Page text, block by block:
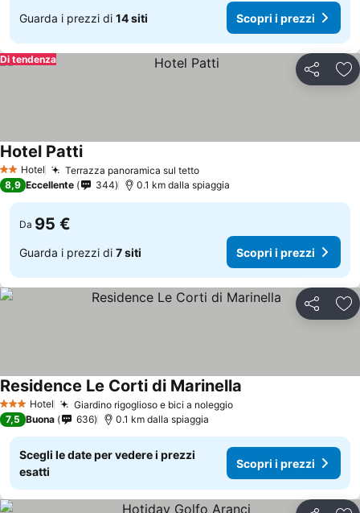
Guarda i prezzi di 14 siti Scopri i prezzi
Condividi
Di tendenza
2 StelleHotel Terrazza panoramica sul tetto
Hotel Patti
8,9 Eccellente 344 0.1 km dalla spiaggia
Da 95 €
Guarda i prezzi di 7 siti Scopri i prezzi
Condividi
3 StelleHotel Giardino rigoglioso e bici a noleggio
Residence Le Corti di Marinella
7,5 Buona 636 0.1 km dalla spiaggia
Scegli le date per vedere i prezzi
esatti
Scopri i prezzi